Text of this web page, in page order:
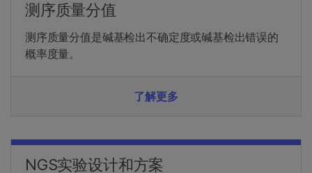
测序质量分值
测序质量分值是碱基检出不确定度或碱基检出错误的
概率度量。
了解更多
NGS实验设计和方案